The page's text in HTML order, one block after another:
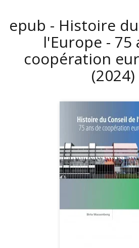
epub - Histoire
l'Europe - 75
coopération
(2024)